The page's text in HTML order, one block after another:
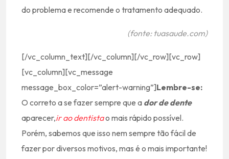
do problema e recomende o tratamento adequado.
(fonte: tuasaude.com)
[/vc_column_text][/vc_column][/vc_row][vc_row]
[vc_column][vc_message
message_box_color=”alert-warning”]Lembre-se:
O correto a se fazer sempre que a dor de dente
aparecer,ir ao dentistao mais rápido possível.
Porém, sabemos que isso nem sempre tão fácil de
fazer por diversos motivos, mas é o mais importante!